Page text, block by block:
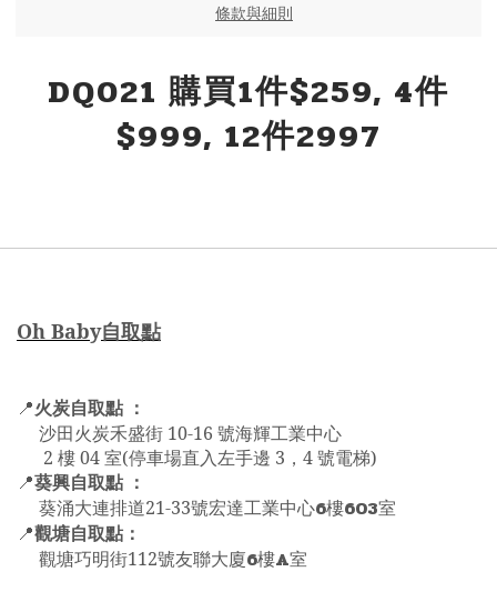
條款與細則
DQ021 購買1件$259, 4件
$999, 12件2997
Oh Baby自取點
📍火炭自取點 ：
沙田火炭禾盛街 10-16 號海輝工業中心
2 樓 04 室(停車場直入左手邊 3，4 號電梯)
📍葵興自取點 ：
葵涌大連排道21-33號宏達工業中心6樓603室
📍觀塘自取點：
觀塘巧明街112號友聯大廈6樓A室